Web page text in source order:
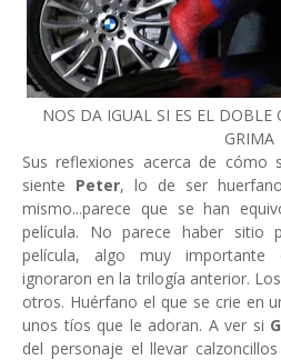
NOS DA IGUAL SI ES EL
GRIMA
Sus reflexiones acerca de cómo
siente Peter, lo de ser
mismo...parece que se han
película. No parece haber sitio
película, algo muy importante
ignoraron en la trilogía anterior.
otros. Huérfano el que se crie en
unos tíos que le adoran. A ver si
del personaje el llevar